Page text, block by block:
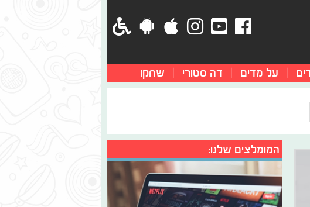
על מדים דה סטורי שחקו
המומלצים שלנו: